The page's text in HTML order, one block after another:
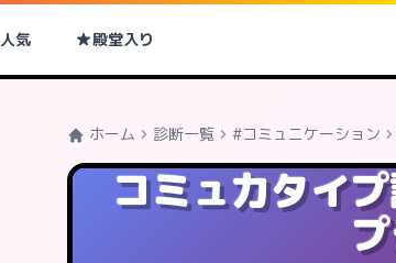
人気 殿堂入り
ホーム 診断一覧 #コミュニケーション
コミュ力タイ